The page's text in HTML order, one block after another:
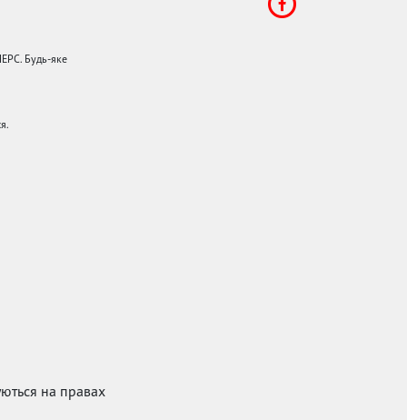
Будь-яке
на правах